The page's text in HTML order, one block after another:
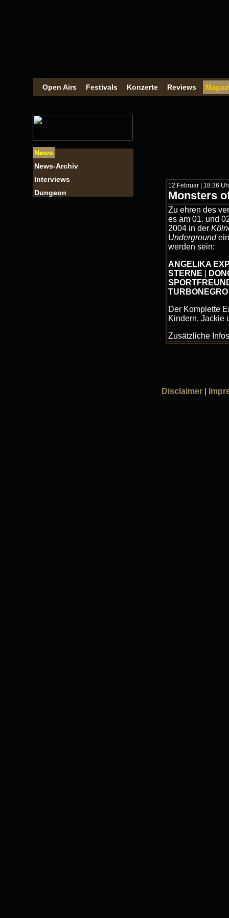
Open Airs Festivals Konzerte Reviews
News
News-Archiv
Interviews
Dungeon
12.Februar | 18:36
Monsters
Zu ehren des
es am 01. und
2004 in der
Undergroundein
werden sein:
ANGELIKA
STERNE
TURBONEGRO
Der Komplette
Kindern, Jackie
Zusätzliche
Disclaimer|